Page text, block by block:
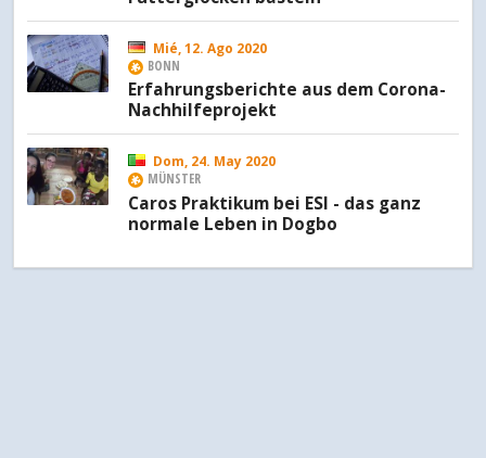
Mié, 12. Ago 2020
BONN
Erfahrungsberichte aus dem Corona-
Nachhilfeprojekt
Dom, 24. May 2020
MÜNSTER
Caros Praktikum bei ESI - das ganz
normale Leben in Dogbo